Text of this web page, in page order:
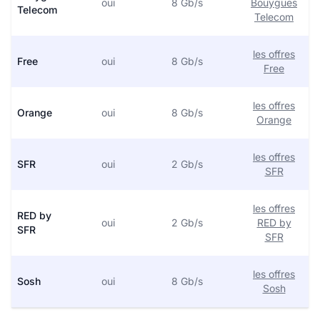
Telecom
oui 8 Gb/s
Bouygues
Telecom
Free oui 8 Gb/s
les offres
Free
Orange oui 8 Gb/s
les offres
Orange
SFR oui 2 Gb/s
les offres
SFR
RED by
SFR
oui 2 Gb/s
les offres
RED by
SFR
Sosh oui 8 Gb/s
les offres
Sosh